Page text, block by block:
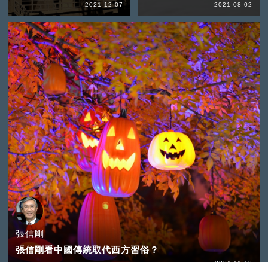
2021-12-07
張信剛
張信剛看中國傳統取代西方習俗？
2021-08-02